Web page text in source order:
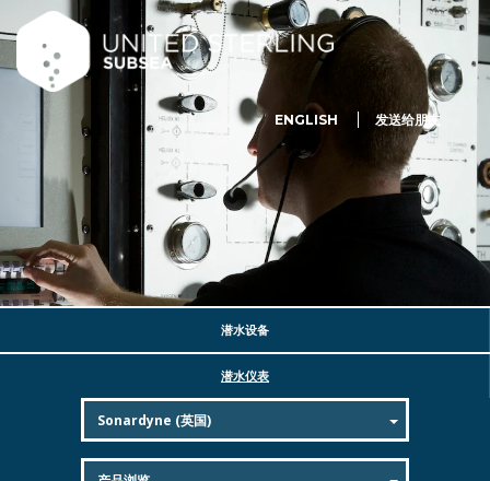
ENGLISH 发送给朋友
潜水设备
潜水仪表